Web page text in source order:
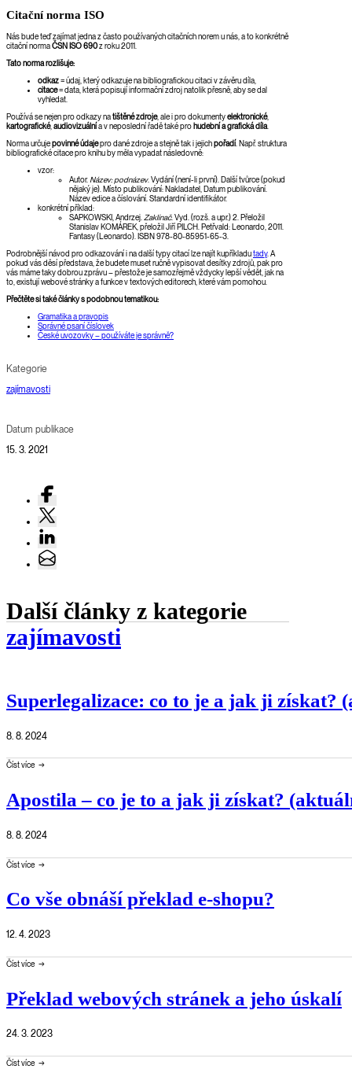
Citační norma ISO
Nás bude teď zajímat jedna z často používaných citačních norem u nás, a to konkrétně
citační normaČSN ISO 690z roku 2011.
Tato norma rozlišuje:
odkaz= údaj, který odkazuje na bibliografickou citaci v závěru díla,
citace= data, která popisují informační zdroj natolik přesně, aby se dal
vyhledat.
Používá se nejen pro odkazy natištěné zdroje, ale i pro dokumentyelektronické,
kartografické, audiovizuálnía v neposlední řadě také prohudební a grafická díla
Norma určujepovinné údajepro dané zdroje a stejně tak i jejichpořadí. Např. struktura
bibliografické citace pro knihu by měla vypadat následovně:
vzor:
Autor. Název: podnázev. Vydání (není-li první). Další tvůrce (pokud
nějaký je). Místo publikování: Nakladatel, Datum publikování.
Název edice a číslování. Standardní identifikátor.
konkrétní příklad:
SAPKOWSKI, Andrzej. Zaklínač. Vyd. (rozš. a upr.) 2. Přeložil
Stanislav KOMÁREK, přeložil Jiří PILCH. Petřvald: Leonardo, 2011.
Fantasy (Leonardo). ISBN 978-80-85951-65-3.
Podrobnější návod pro odkazování i na další typy citací lze najít kupříkladutady. A
pokud vás děsí představa, že budete muset ručně vypisovat desítky zdrojů, pak pro
vás máme taky dobrou zprávu – přestože je samozřejmě vždycky lepší vědět, jak na
to, existují webové stránky a funkce v textových editorech, které vám pomohou.
Přečtěte si také články s podobnou tematikou:
Gramatika a pravopis
Správné psaní číslovek
České uvozovky – používáte je správně?
Kategorie
zajímavosti
Datum publikace
15. 3. 2021
Další články z kategorie
zajímavosti
Superlegalizace: co to je a jak ji získat?
8. 8. 2024
Číst více
Apostila – co je to a jak ji získat?
8. 8. 2024
Číst více
Co vše obnáší překlad e-shopu?
12. 4. 2023
Číst více
Překlad webových stránek a jeho úskalí
24. 3. 2023
Číst více